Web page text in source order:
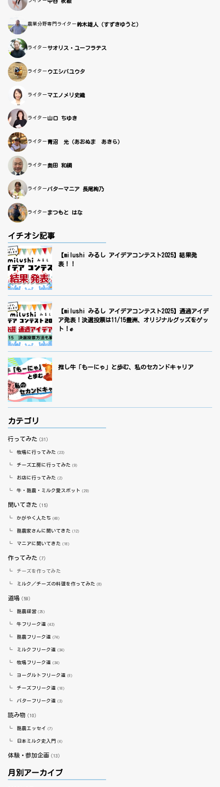
農業分野専門ライター 鈴木雄人（すずきゆうと）
ライター サオリス・ユーフラテス
ライター ウエシバユウタ
ライター マエノメリ史織
ライター 山口 ちゆき
ライター 青沼 光（あおぬま あきら）
ライター 奥田 和綱
ライター バターマニア 長尾絢乃
ライター まつもと はな
イチオシ記事
【milushi みるし アイデアコンテスト2025】結果発
表！！
【milushi みるし アイデアコンテスト2025】通過アイデ
ア発表！決選投票は11/15豊洲、オリジナルグッズをゲッ
ト！✊
推し牛「もーにゃ」と歩む、私のセカンドキャリア
カテゴリ
行ってみた（31）
牧場に行ってみた（23）
チーズ工房に行ってみた（9）
お店に行ってみた（2）
牛・酪農・ミルク愛スポット（29）
聞いてきた（15）
かがやく人たち（40）
酪農家さんに聞いてきた（12）
マニアに聞いてきた（16）
作ってみた（7）
チーズを作ってみた
ミルク／チーズの料理を作ってみた（8）
道場（59）
酪農経営（25）
牛フリーク道（43）
酪農フリーク道（74）
ミルクフリーク道（34）
牧場フリーク道（34）
ヨーグルトフリーク道（6）
チーズフリーク道（16）
バターフリーク道（3）
読み物（10）
酪農エッセイ （7）
日本ミルク史入門（4）
体験・参加企画（13）
月別アーカイブ